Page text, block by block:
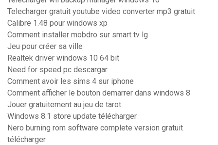
Telecharger gratuit youtube video converter mp3 gratuit
Calibre 1.48 pour windows xp
Comment installer mobdro sur smart tv lg
Jeu pour créer sa ville
Realtek driver windows 10 64 bit
Need for speed pc descargar
Comment avoir les sims 4 sur iphone
Comment afficher le bouton demarrer dans windows 8
Jouer gratuitement au jeu de tarot
Windows 8.1 store update télécharger
Nero burning rom software complete version gratuit
télécharger